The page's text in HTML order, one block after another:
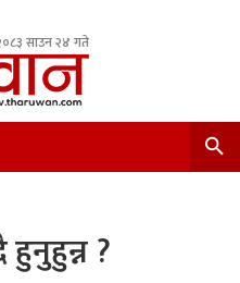
साउन २४ गते
?